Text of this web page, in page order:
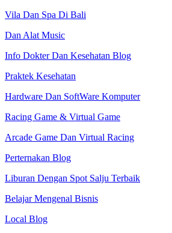
Vila Dan Spa Di Bali
Dan Alat Music
Info Dokter Dan Kesehatan Blog
Praktek Kesehatan
Hardware Dan SoftWare Komputer
Racing Game & Virtual Game
Arcade Game Dan Virtual Racing
Perternakan Blog
Liburan Dengan Spot Salju Terbaik
Belajar Mengenal Bisnis
Local Blog